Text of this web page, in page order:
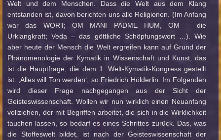
Welt und dem Menschen. Dass die Welt aus dem Klang
entstanden ist, davon berichten uns alle Religionen. (Im Anfang
war das WORT; OM MANI PADME HUM, OM – die
Urklangkraft; Veda – das göttliche Schöpfungswort …). Wie
aber heute der Mensch die Welt ergreifen kann auf Grund der
Phänomenologie der Kymatik in Wissenschaft und Kunst, das
ist die Hauptfrage, die dem 1. Welt-Kymatik-Kongress gestellt
ist. ‚Alles will Ton werden‘, so Friedrich Hölderlin. Im Folgenden
wird dieser Frage nachgegangen aus der Sicht der
Geisteswissenschaft. Wollen wir nun wirklich einen Neuanfang
vollziehen, der mit Begriffen arbeitet, die sich in die Wirklichkeit
tauchen lassen, so bedarf es eines Schrittes zurück. Das, was
die Stoffeswelt bildet, ist nach der Geisteswissenschaft der